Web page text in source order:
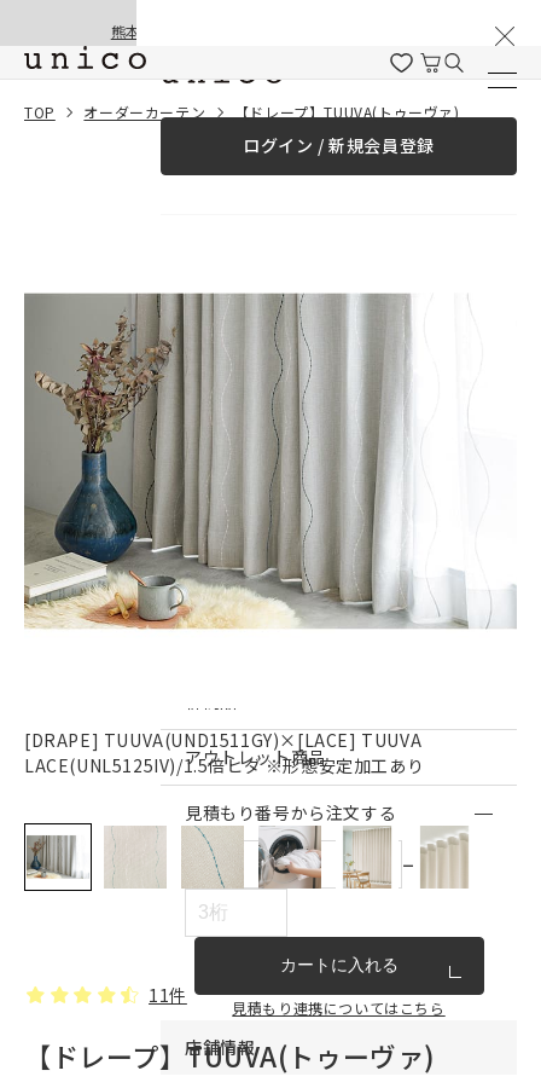
熊本地震の影響による配送遅延と停止について
ログイン / 新規会員登録
商品カテゴリー一覧
家具
カーテン
ラグ
ファブリック雑貨
インテリア雑貨・その他
アウトレット商品
見積もり番号から注文する
ー
カートに入れる
見積もり連携についてはこちら
店舗情報
TOP オーダーカーテン 【ドレープ】TUUVA(トゥーヴァ)
一緒に購入する
[DRAPE] TUUVA(UND1511GY)×[LACE] TUUVA
LACE(UNL5125IV)/1.5倍ヒダ ※形態安定加工あり
11件
【ドレープ】TUUVA(トゥーヴァ)